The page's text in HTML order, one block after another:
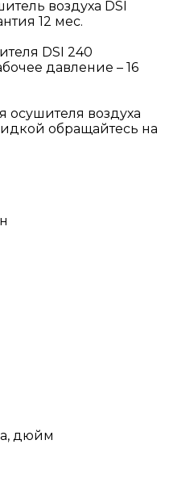
воздуха DSI
12 мес.
DSI 240
давление – 16
осушителя воздуха
обращайтесь на
дюйм